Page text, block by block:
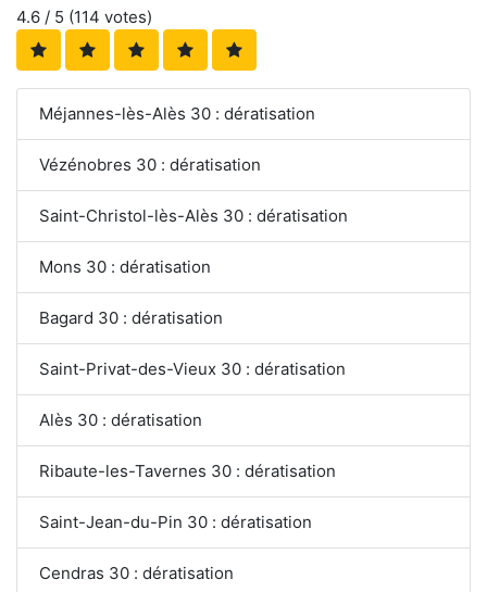
4.6 / 5 (114 votes)
Méjannes-lès-Alès 30 : dératisation
Vézénobres 30 : dératisation
Saint-Christol-lès-Alès 30 : dératisation
Mons 30 : dératisation
Bagard 30 : dératisation
Saint-Privat-des-Vieux 30 : dératisation
Alès 30 : dératisation
Ribaute-les-Tavernes 30 : dératisation
Saint-Jean-du-Pin 30 : dératisation
Cendras 30 : dératisation